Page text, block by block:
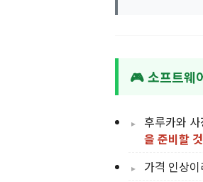
🎮 소프트웨
후루카와
을 준비할 것
가격 인상